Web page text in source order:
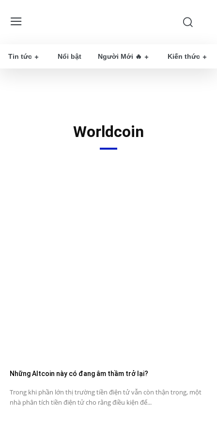
Tin tức Nổi bật Người Mới 🔥 Kiến thức
Worldcoin
Những Altcoin này có đang âm thầm trở lại?
Trong khi phần lớn thị trường tiền điện tử vẫn còn thận trọng, một
nhà phân tích tiền điện tử cho rằng điều kiện để...